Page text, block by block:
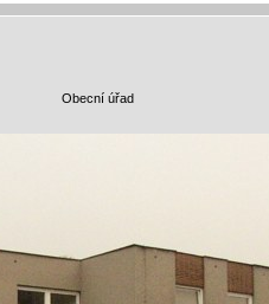
Obecní úřad